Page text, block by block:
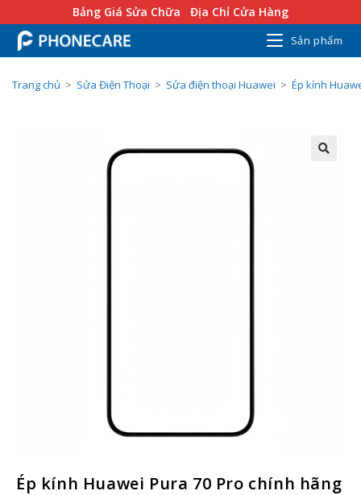
Bảng Giá Sửa Chữa Địa Chỉ Cửa Hàng
Sản phẩm
Trang chủ > Sửa Điện Thoại > Sửa điện thoại Huawei > Ép kính
Ép kính Huawei Pura 70 Pro chính hãng